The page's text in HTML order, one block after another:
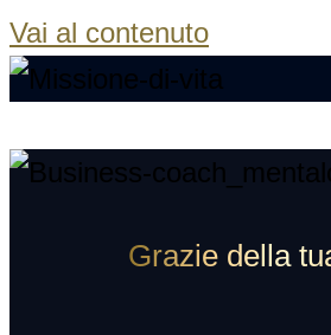
Vai al contenuto
Grazie della